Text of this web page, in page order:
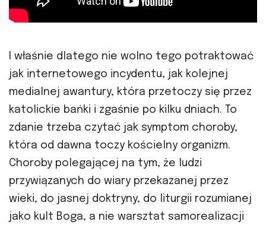
I właśnie dlatego nie wolno tego potraktować
jak internetowego incydentu, jak kolejnej
medialnej awantury, która przetoczy się przez
katolickie bańki i zgaśnie po kilku dniach. To
zdanie trzeba czytać jak symptom choroby,
która od dawna toczy kościelny organizm.
Choroby polegającej na tym, że ludzi
przywiązanych do wiary przekazanej przez
wieki, do jasnej doktryny, do liturgii rozumianej
jako kult Boga, a nie warsztat samorealizacji